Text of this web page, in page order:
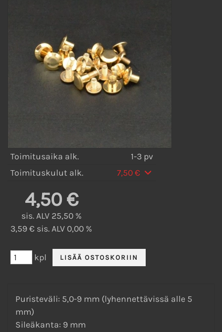
Toimitusaika alk.
1-3 pv
Toimituskulut alk.
7,50 €
4,50 €
sis. ALV 25,50 %
3,59 € sis. ALV 0,00 %
kpl
Puristeväli: 5,0-9 mm (lyhennettävissä alle 5
mm)
Sileäkanta: 9 mm